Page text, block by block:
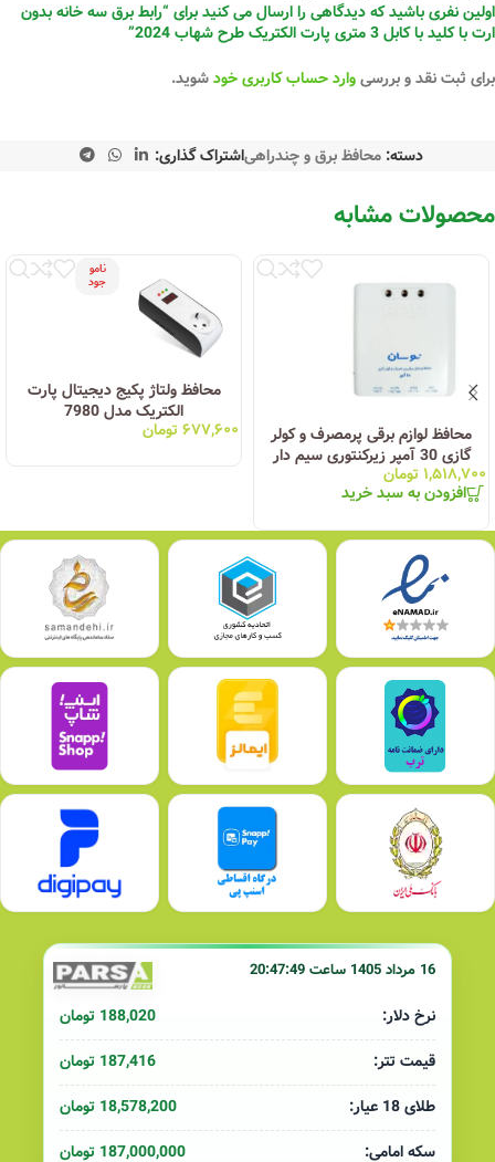
اولین نفری باشید که دیدگاهی را ارسال می کنید برای “رابط برق سه خانه بدون
ارت با کلید با کابل 3 متری پارت الکتریک طرح شهاب 2024”
برای ثبت نقد و بررسیوارد حساب کاربری خودشوید.
دسته: محافظ برق و چندراهیاشتراک گذاری:
محصولات مشابه
محافظ لوازم برقی پرمصرف و کولر
گازی 30 آمپر زیرکنتوری سیم دار
نوسان الکتریک C-115۱,۵۱۸,۷۰۰ تومان
افزودن به سبد خرید
نامو
جود
محافظ ولتاژ پکیج دیجیتال پارت
الکتریک مدل 7980
۶۷۷,۶۰۰تومان
16 مرداد 1405 ساعت 20:47:49
نرخ دلار:
188,020 تومان
قیمت تتر:
187,416 تومان
طلای 18 عیار:
18,578,200 تومان
سکه امامی:
187,000,000 تومان